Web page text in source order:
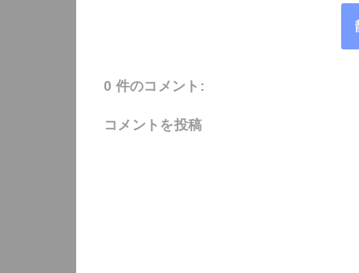
0 件のコメント:
コメントを投稿